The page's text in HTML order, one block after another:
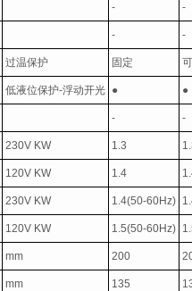
- -
- -
过温保护 固定
低液位保护-浮动开光 ● ●
- -
230V KW 1.3
120V KW 1.4
230V KW 1.4(50-60Hz)
120V KW 1.5(50-60Hz)
mm 200
mm 135